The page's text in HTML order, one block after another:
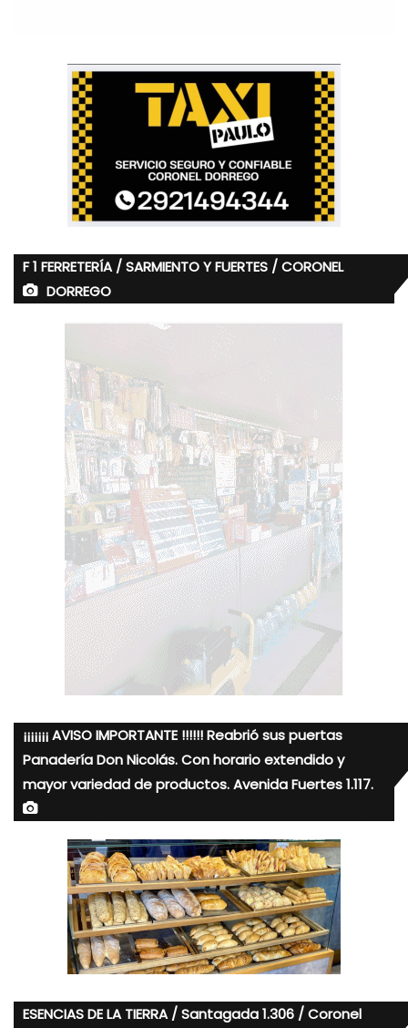
F 1 FERRETERÍA / SARMIENTO Y FUERTES / CORONEL
DORREGO
¡¡¡¡¡¡¡ AVISO IMPORTANTE !!!!!! Reabrió sus puertas
Panadería Don Nicolás. Con horario extendido y
mayor variedad de productos. Avenida Fuertes 1.117.
ESENCIAS DE LA TIERRA / Santagada 1.306 / Coronel